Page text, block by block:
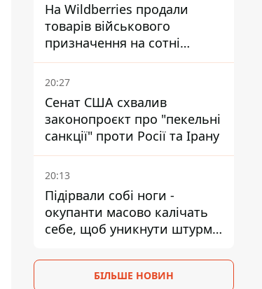
На Wildberries продали
товарів військового
призначення на сотні
мільйонів, але удари ЗСУ
змінили ситуацію
20:27
Сенат США схвалив
законопроєкт про "пекельні
санкції" проти Росії та Ірану
20:13
Підірвали собі ноги -
окупанти масово калічать
себе, щоб уникнути штурмів
БІЛЬШЕ НОВИН